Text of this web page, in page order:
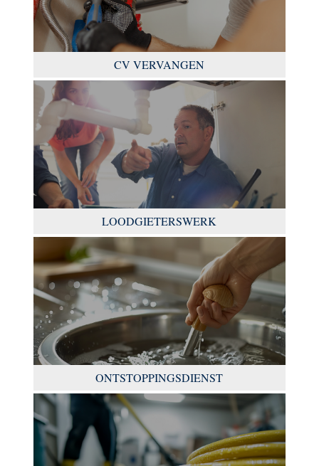
CV VERVANGEN
LOODGIETERSWERK
ONTSTOPPINGSDIENST